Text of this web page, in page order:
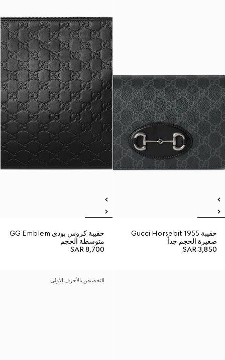
حقيبة Gucci Horsebit 1955
صغيرة الحجم جداً
SAR 3,850
حقيبة كروس بودي GG Emblem
متوسطة الحجم
SAR 8,700
التخصيص بالأحرف الأولى